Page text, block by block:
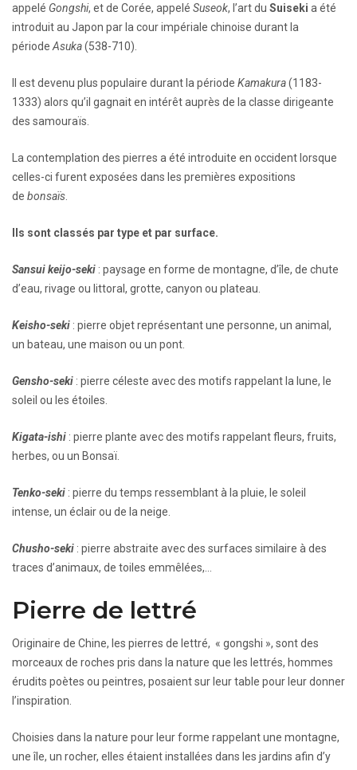
appelé Gongshi, et de Corée, appelé Suseok, l’art du Suiseki a été
introduit au Japon par la cour impériale chinoise durant la
période Asuka(538-710).
Il est devenu plus populaire durant la période Kamakura(1183-
1333) alors qu’il gagnait en intérêt auprès de la classe dirigeante
des samouraïs.
La contemplation des pierres a été introduite en occident lorsque
celles-ci furent exposées dans les premières expositions
de bonsaïs
Ils sont classés par type et par surface.
Sansui keijo-seki : paysage en forme de montagne, d’île, de chute
d’eau, rivage ou littoral, grotte, canyon ou plateau.
Keisho-seki : pierre objet représentant une personne, un animal,
un bateau, une maison ou un pont.
Gensho-seki : pierre céleste avec des motifs rappelant la lune, le
soleil ou les étoiles.
Kigata-ishi : pierre plante avec des motifs rappelant fleurs, fruits,
herbes, ou un Bonsaï.
Tenko-seki : pierre du temps ressemblant à la pluie, le soleil
intense, un éclair ou de la neige.
Chusho-seki : pierre abstraite avec des surfaces similaire à des
traces d’animaux, de toiles emmêlées,…
Pierre de lettré
Originaire de Chine, les pierres de lettré, « gongshi », sont des
morceaux de roches pris dans la nature que les lettrés, hommes
érudits poètes ou peintres, posaient sur leur table pour leur donner
l’inspiration.
Choisies dans la nature pour leur forme rappelant une montagne,
une île, un rocher, elles étaient installées dans les jardins afin d’y